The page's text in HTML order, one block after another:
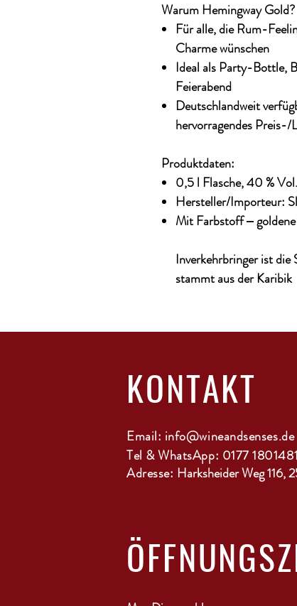
Warum Hemingway Gold?
Für alle, die Rum-
Charme wünschen
Ideal als Party-Bottle,
Feierabend
Deutschlandweit
hervorragendes
Produktdaten:
0,5 l Flasche, 40 % Vol.
Hersteller/Importeur:
Mit Farbstoff ‒
Inverkehrbringer ist die
stammt aus der Karibik
KONTAKT
Email: info@wineandsenses.de
Tel & WhatsApp: 0177 1801481
Adresse: Harksheider Weg 116,